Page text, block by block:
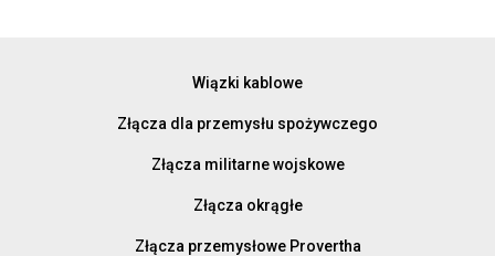
Wiązki kablowe
Złącza dla przemysłu spożywczego
Złącza militarne wojskowe
Złącza okrągłe
Złącza przemysłowe Provertha